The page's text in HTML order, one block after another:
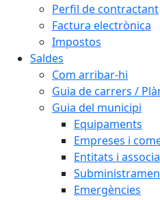
Perfil de contractant
Factura electrònica
Impostos
Saldes
Com arribar-hi
Guia de carrers /
Guia del municipi
Equipaments
Empreses i
Entitats i
Emergències